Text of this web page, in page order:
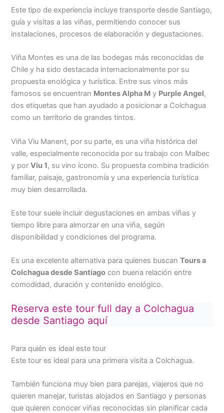
Este tipo de experiencia incluye transporte desde Santiago,
guía y visitas a las viñas, permitiendo conocer sus
instalaciones, procesos de elaboración y degustaciones.
Viña Montes es una de las bodegas más reconocidas de
Chile y ha sido destacada internacionalmente por su
propuesta enológica y turística. Entre sus vinos más
famosos se encuentran Montes Alpha M y Purple Angel,
dos etiquetas que han ayudado a posicionar a Colchagua
como un territorio de grandes tintos.
Viña Viu Manent, por su parte, es una viña histórica del
valle, especialmente reconocida por su trabajo con Malbec
y porViu 1, su vino ícono. Su propuesta combina tradición
familiar, paisaje, gastronomía y una experiencia turística
muy bien desarrollada.
Este tour suele incluir degustaciones en ambas viñas y
tiempo libre para almorzar en una viña, según
disponibilidad y condiciones del programa.
Es una excelente alternativa para quienes buscanTours a
Colchagua desde Santiago con buena relación entre
comodidad, duración y contenido enológico.
Reserva este tour full day a Colchagua
desde Santiago aquí
Para quién es ideal este tour
Este tour es ideal para una primera visita a Colchagua.
También funciona muy bien para parejas, viajeros que no
quieren manejar, turistas alojados en Santiago y personas
que quieren conocer viñas reconocidas sin planificar cada